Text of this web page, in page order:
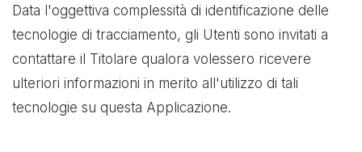
Data l'oggettiva complessità di identificazione delle
tecnologie di tracciamento, gli Utenti sono invitati a
contattare il Titolare qualora volessero ricevere
ulteriori informazioni in merito all'utilizzo di tali
tecnologie su questa Applicazione.